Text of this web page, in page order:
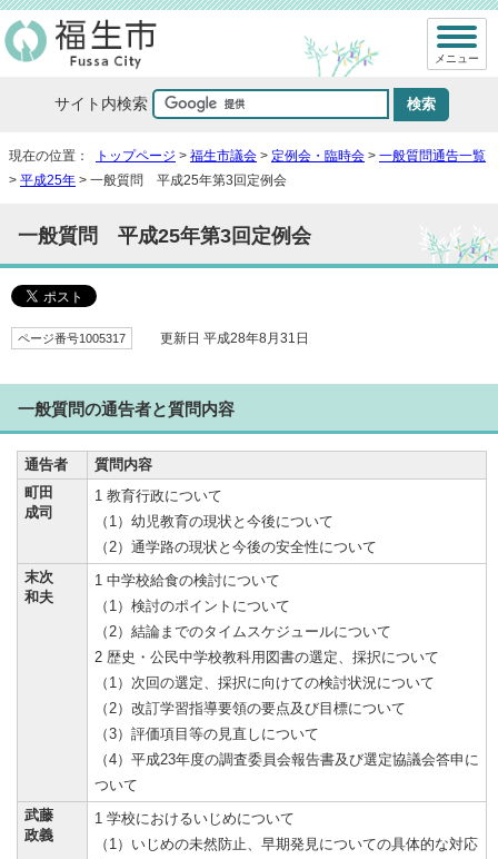
サイト内検索
メニュー
現在の位置： トップページ > 福生市議会 > 定例会・臨時会 > 一般質問通告一覧
> 平成25年 > 一般質問 平成25年第3回定例会
一般質問 平成25年第3回定例会
ページ番号1005317 更新日 平成28年8月31日
一般質問の通告者と質問内容
通告者
質問内容
町田
成司
1 教育行政について
（1）幼児教育の現状と今後について
（2）通学路の現状と今後の安全性について
末次
和夫
1 中学校給食の検討について
（1）検討のポイントについて
（2）結論までのタイムスケジュールについて
2 歴史・公民中学校教科用図書の選定、採択について
（1）次回の選定、採択に向けての検討状況について
（2）改訂学習指導要領の要点及び目標について
（3）評価項目等の見直しについて
（4）平成23年度の調査委員会報告書及び選定協議会答申に
ついて
武藤
政義
1 学校におけるいじめについて
（1）いじめの未然防止、早期発見についての具体的な対応